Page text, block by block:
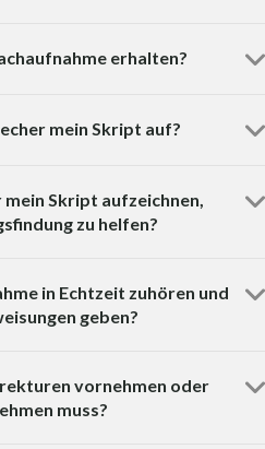
erhalten?
mein Skript auf?
Skript aufzeichnen,
zu helfen?
in Echtzeit zuhören und
geben?
vornehmen oder
muss?